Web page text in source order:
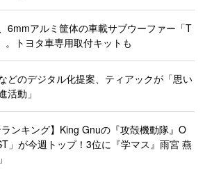
6mmアルミ筐体の車載サブウーファー「T
。トヨタ車専用取付キットも
どのデジタル化提案、ティアックが「思い
活動」
ランキング】King Gnuの『攻殻機動隊』O
」が今週トップ！3位に『学マス』雨宮 燕